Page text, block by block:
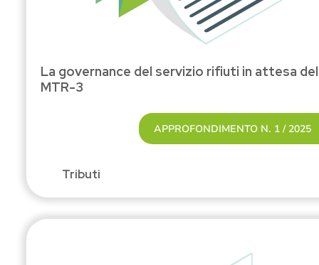
La governance del servizio rifiuti in attesa del
MTR-3
APPROFONDIMENTO N. 1 / 2025
Tributi